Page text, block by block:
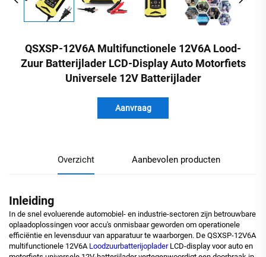
QSXSP-12V6A Multifunctionele 12V6A Lood-
Zuur Batterijlader LCD-Display Auto Motorfiets
Universele 12V Batterijlader
Aanvraag
Overzicht Aanbevolen producten
Inleiding
In de snel evoluerende automobiel- en industrie-sectoren zijn betrouwbare
oplaadoplossingen voor accu's onmisbaar geworden om operationele
efficiëntie en levensduur van apparatuur te waarborgen. De QSXSP-12V6A
multifunctionele 12V6A Loodzuurbatterijoplader LCD-display voor auto en